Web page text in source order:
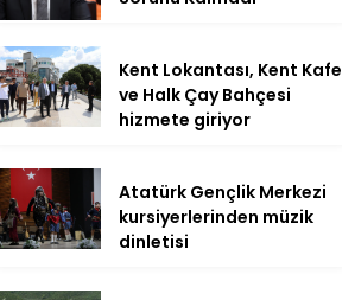
Kent Lokantası, Kent Kafe
ve Halk Çay Bahçesi
hizmete giriyor
Atatürk Gençlik Merkezi
kursiyerlerinden müzik
dinletisi